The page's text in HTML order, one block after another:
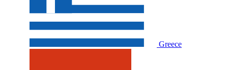
Greece